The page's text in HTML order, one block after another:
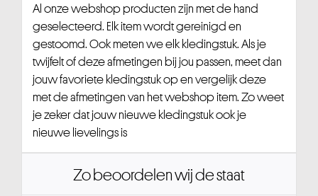
Al onze webshop producten zijn met de hand
geselecteerd. Elk item wordt gereinigd en
gestoomd. Ook meten we elk kledingstuk. Als je
twijfelt of deze afmetingen bij jou passen, meet dan
jouw favoriete kledingstuk op en vergelijk deze
met de afmetingen van het webshop item. Zo weet
je zeker dat jouw nieuwe kledingstuk ook je
nieuwe lievelings is
Zo beoordelen wij de staat